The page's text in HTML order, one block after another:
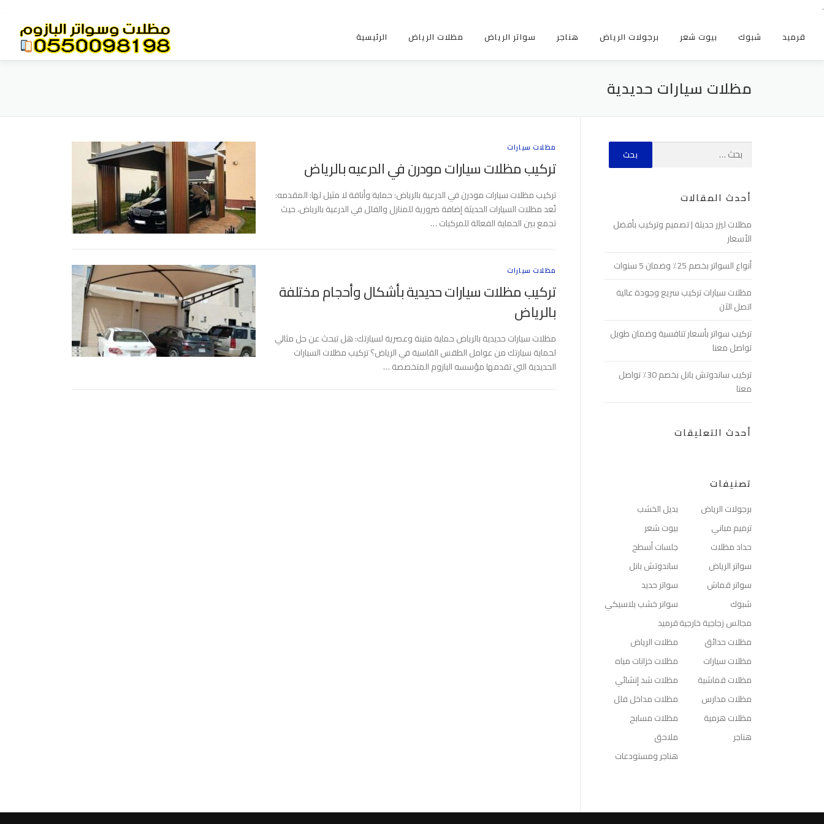
.
الرئيسية مظلات الرياض سواتر الرياض هناجر برجولات الرياض بيوت شعر شبوك قرميد
مظلات سيارات حديدية
مظلات سيارات
تركيب مظلات سيارات مودرن في الدرعيه بالرياض
تركيب مظلات سيارات مودرن في الدرعية بالرياض: حماية وأناقة لا مثيل لها: المقدمه:
تُعد مظلات السيارات الحديثة إضافة ضرورية للمنازل والفلل في الدرعية بالرياض، حيث
تجمع بين الحماية الفعالة للمركبات …
مظلات سيارات
تركيب مظلات سيارات حديدية بأشكال وأحجام مختلفة
بالرياض
مظلات سيارات حديدية بالرياض حماية متينة وعصرية لسيارتك: هل تبحث عن حل مثالي
لحماية سيارتك من عوامل الطقس القاسية في الرياض؟ تركيب مظلات السيارات
الحديدية التي تقدمها مؤسسه البازوم المتخصصة …
أحدث المقالات
مظلات ليزر حديثة | تصميم وتركيب بأفضل
الأسعار
أنواع السواتر بخصم 25٪ وضمان 5 سنوات
مظلات سيارات تركيب سريع وجودة عالية
اتصل الآن
تركيب سواتر بأسعار تنافسية وضمان طويل
تواصل معنا
تركيب ساندوتش بانل بخصم 30٪ تواصل
معنا
أحدث التعليقات
تصنيفات
بديل الخشب
برجولات الرياض
بيوت شعر
ترميم مباني
جلسات أسطح
حداد مظلات
ساندوتش بانل
سواتر الرياض
سواتر حديد
سواتر قماش
سوانر خشب بلاسيكي
شبوك
قرميدمجالس زجاجية خارجية
مظلات الرياض
مظلات حدائق
مظلات خزانات مياه
مظلات سيارات
مظلات شد إنشائي
مظلات قماشية
مظلات مداخل فلل
مظلات مدارس
مظلات مسابح
مظلات هرمية
ملاحق
هناجر
هناجر ومستودعات